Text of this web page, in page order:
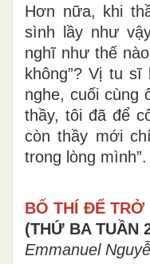
Hơn nữa, khi
sình lầy như
nghĩ như thế
không”? Vị tu
nghe, cuối cùng
thầy, tôi đã để
còn thầy mới
trong lòng mình”.
BỐ THÍ ĐỂ TRỞ
(THỨ BA TUẦN
Emmanuel